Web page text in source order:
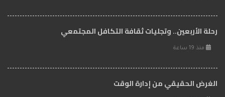
رحلة الأربعين.. وتجليات ثقافة التكافل المجتمعي
منذ 19 ساعة
الغرض الحقيقي من إدارة الوقت